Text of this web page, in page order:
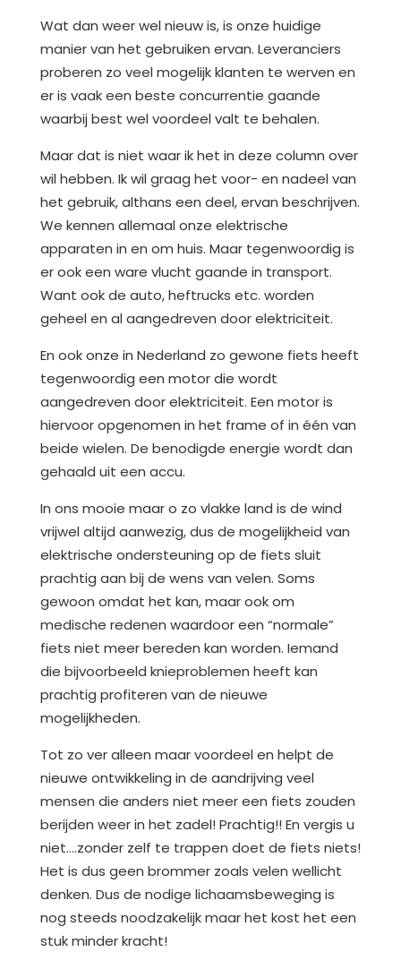
Wat dan weer wel nieuw is, is onze huidige
manier van het gebruiken ervan. Leveranciers
proberen zo veel mogelijk klanten te werven en
er is vaak een beste concurrentie gaande
waarbij best wel voordeel valt te behalen.
Maar dat is niet waar ik het in deze column over
wil hebben. Ik wil graag het voor- en nadeel van
het gebruik, althans een deel, ervan beschrijven.
We kennen allemaal onze elektrische
apparaten in en om huis. Maar tegenwoordig is
er ook een ware vlucht gaande in transport.
Want ook de auto, heftrucks etc. worden
geheel en al aangedreven door elektriciteit.
En ook onze in Nederland zo gewone fiets heeft
tegenwoordig een motor die wordt
aangedreven door elektriciteit. Een motor is
hiervoor opgenomen in het frame of in één van
beide wielen. De benodigde energie wordt dan
gehaald uit een accu.
In ons mooie maar o zo vlakke land is de wind
vrijwel altijd aanwezig, dus de mogelijkheid van
elektrische ondersteuning op de fiets sluit
prachtig aan bij de wens van velen. Soms
gewoon omdat het kan, maar ook om
medische redenen waardoor een “normale”
fiets niet meer bereden kan worden. Iemand
die bijvoorbeeld knieproblemen heeft kan
prachtig profiteren van de nieuwe
mogelijkheden.
Tot zo ver alleen maar voordeel en helpt de
nieuwe ontwikkeling in de aandrijving veel
mensen die anders niet meer een fiets zouden
berijden weer in het zadel! Prachtig!! En vergis u
niet….zonder zelf te trappen doet de fiets niets!
Het is dus geen brommer zoals velen wellicht
denken. Dus de nodige lichaamsbeweging is
nog steeds noodzakelijk maar het kost het een
stuk minder kracht!